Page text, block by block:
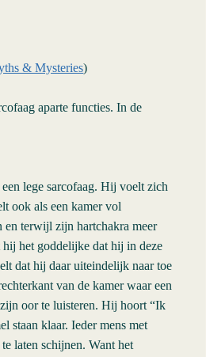
& Mysteries)
aparte functies. In de
lege sarcofaag. Hij voelt zich
ook als een kamer vol
terwijl zijn hartchakra meer
het goddelijke dat hij in deze
dat hij daar uiteindelijk naar toe
van de kamer waar een
oor te luisteren. Hij hoort “Ik
staan klaar. Ieder mens met
laten schijnen. Want het